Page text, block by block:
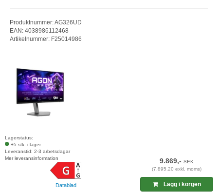
Produktnummer: AG326UD
EAN: 4038986112468
Artikelnummer: F25014986
Lagerstatus:
+5 stk. i lager
Leveranstid: 2-3 arbetsdagar
Mer leveransinformation
Datablad
9.869,-SEK
(7.895,20 exkl. moms)
Lägg i korgen